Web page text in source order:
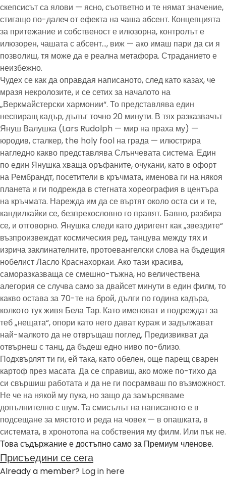
скепсисът са ялови — ясно, съответно и те нямат значение,
стигащо по-далеч от ефекта на чаша абсент. Концепцията
за притежание и собственост е илюзорна, контролът е
илюзорен, чашата с абсент…, виж — ако имаш пари да си я
позволиш, тя може да е реална метафора. Страданието е
неизбежно.
Чудех се как да оправдая написаното, след като казах, че
мразя некролозите, и се сетих за началото на
„Веркмайстерски хармонии“. То представлява един
неспиращ кадър, дълъг точно 20 минути. В тях разказвачът
Януш Валушка (Lars Rudolph — мир на праха му) —
юродив, сталкер, the holy fool на града — илюстрира
нагледно какво представлява Слънчевата система. Един
по един Янушка хваща оръфаните, очукани, като в офорт
на Рембрандт, посетители в кръчмата, именова ги на някоя
планета и ги подрежда в стегната хореография в центъра
на кръчмата. Нарежда им да се въртят около оста си и те,
кандилкайки се, безпрекословно го правят. Бавно, разбира
се, и отговорно. Янушка следи като диригент как „звездите“
възпроизвеждат космическия ред, танцува между тях и
изрича заклинателните, протоевангелски слова на бъдещия
нобелист Ласло Краснахоркаи. Ако тази красива,
саморазказваща се смешно-тъжна, но величествена
алегория се случва само за двайсет минути в един филм, то
какво остава за 70-те на брой, дълги по година кадъра,
колкото тук живя Бела Тар. Като именоват и подреждат за
теб „нещата“, опори като него дават кураж и задължават
най-малкото да не отвръщаш поглед. Предизвикват да
отвърнеш с танц, да бъдеш едно ниво по-близо.
Подхвърлят ти ги, ей така, като обелен, още парещ сварен
картоф през масата. Да се справиш, ако може по-тихо да
си свършиш работата и да не ги посрамваш по възможност.
Не че на някой му пука, но защо да замърсяваме
допълнително с шум. Та смисълът на написаното е в
подсещане за мястото и реда на човек — в опашката, в
системата, в хронотопа на собствения му филм. Или пък не.
Това съдържание е достъпно само за Премиум членове.
Присъедини се сега
Already a member? Log in here